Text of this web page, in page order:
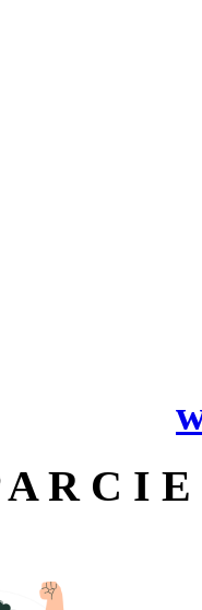
A R C I E